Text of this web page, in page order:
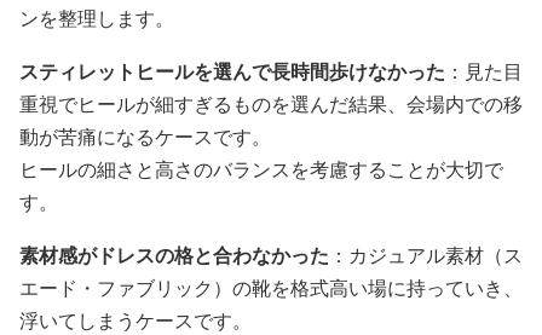
ンを整理します。
スティレットヒールを選んで長時間歩けなかった ：見た目
重視でヒールが細すぎるものを選んだ結果、会場内での移
動が苦痛になるケースです。
ヒールの細さと高さのバランスを考慮することが大切で
す。
素材感がドレスの格と合わなかった ：カジュアル素材（ス
エード・ファブリック）の靴を格式高い場に持っていき、
浮いてしまうケースです。